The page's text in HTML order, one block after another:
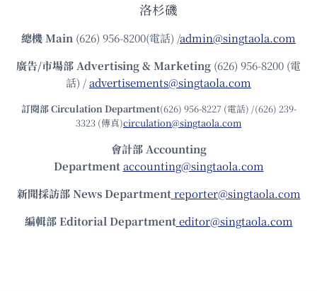
洛杉磯
總機Main (626) 956-8200(電話) /admin@singtaola.com
廣告/市場部Advertising & Marketing (626) 956-8200 (電
話) /advertisements@singtaola.com
訂閱部 Circulation Department(626) 956-8227 (電話) /(626) 239-
3323 (傳真)circulation@singtaola.com
會計部 Accounting
Department accounting@singtaola.com
新聞採訪部 News Department reporter@singtaola.com
編輯部 Editorial Department editor@singtaola.com